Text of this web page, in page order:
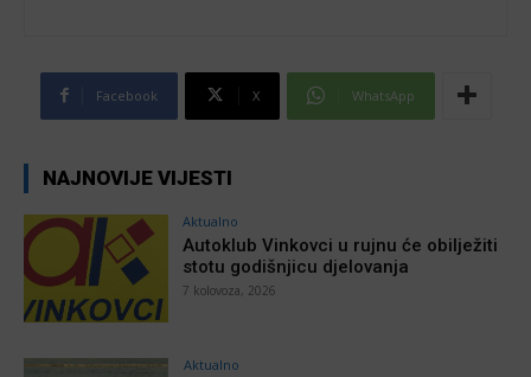
Facebook X WhatsApp
NAJNOVIJE VIJESTI
Aktualno
Autoklub Vinkovci u rujnu će obilježiti
stotu godišnjicu djelovanja
7 kolovoza, 2026
Aktualno